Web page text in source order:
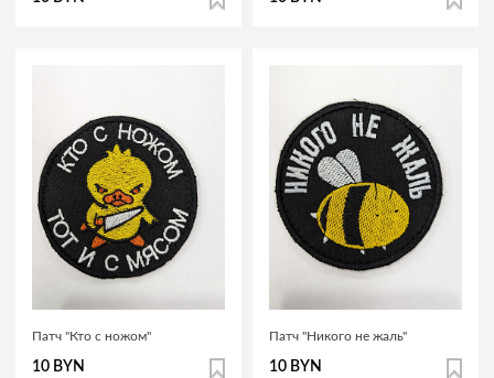
Патч "Кто с ножом"
10 BYN
Патч "Никого не жаль"
10 BYN